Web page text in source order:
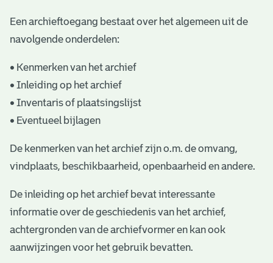
i
ë
l
e
a
c
h
i
e
v
Een archieftoegang bestaat over het algemeen uit de
navolgende onderdelen:
• Kenmerken van het archief
• Inleiding op het archief
• Inventaris of plaatsingslijst
• Eventueel bijlagen
De kenmerken van het archief zijn o.m. de omvang,
vindplaats, beschikbaarheid, openbaarheid en andere.
De inleiding op het archief bevat interessante
informatie over de geschiedenis van het archief,
achtergronden van de archiefvormer en kan ook
aanwijzingen voor het gebruik bevatten.